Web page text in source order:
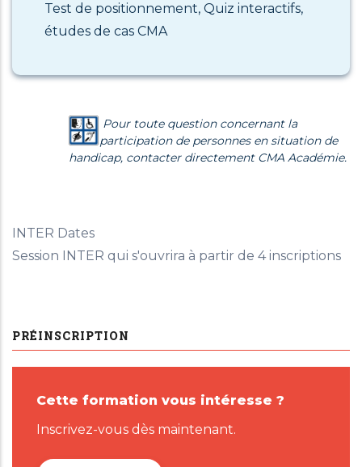
Test de positionnement, Quiz interactifs,
études de cas CMA
Pour toute question concernant la
participation de personnes en situation de
handicap, contacter directement CMA Académie.
INTER Dates
Session INTER qui s'ouvrira à partir de 4 inscriptions
PRÉINSCRIPTION
Cette formation vous intéresse ?
Inscrivez-vous dès maintenant.